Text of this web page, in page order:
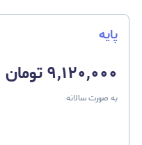
پایه
۹,۱۲۰,۰۰۰ تومان
به‌ صورت سالانه